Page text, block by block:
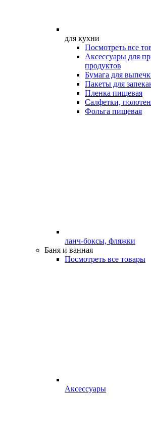
для кухни
Посмотреть все
Аксессуары для
продуктов
Бумага для
Пакеты для
Пленка пищевая
Салфетки,
Фольга пищевая
ланч-боксы, фляжки
Баня и ванная
Посмотреть все товары
Аксессуары